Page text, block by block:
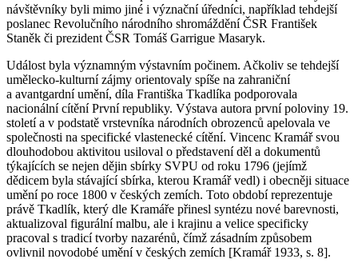
návštěvníky byli mimo jiné i význační úředníci, například tehdejší
poslanec Revolučního národního shromáždění ČSR František
Staněk či prezident ČSR Tomáš Garrigue Masaryk.
Událost byla významným výstavním počinem. Ačkoliv se tehdejší
umělecko-kulturní zájmy orientovaly spíše na zahraniční
a avantgardní umění, díla Františka Tkadlíka podporovala
nacionální cítění První republiky. Výstava autora první poloviny 19.
století a v podstatě vrstevníka národních obrozenců apelovala ve
společnosti na specifické vlastenecké cítění. Vincenc Kramář svou
dlouhodobou aktivitou usiloval o představení děl a dokumentů
týkajících se nejen dějin sbírky SVPU od roku 1796 (jejímž
dědicem byla stávající sbírka, kterou Kramář vedl) i obecněji situace
umění po roce 1800 v českých zemích. Toto období reprezentuje
právě Tkadlík, který dle Kramáře přinesl syntézu nové barevnosti,
aktualizoval figurální malbu, ale i krajinu a velice specificky
pracoval s tradicí tvorby nazarénů, čímž zásadním způsobem
ovlivnil novodobé umění v českých zemích [Kramář 1933, s. 8].